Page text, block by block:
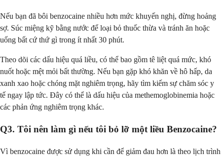
Nếu bạn đã bôi benzocaine nhiều hơn mức khuyến nghị, đừng hoảng
sợ. Súc miệng kỹ bằng nước để loại bỏ thuốc thừa và tránh ăn hoặc
uống bất cứ thứ gì trong ít nhất 30 phút.
Theo dõi các dấu hiệu quá liều, có thể bao gồm tê liệt quá mức, khó
nuốt hoặc mệt mỏi bất thường. Nếu bạn gặp khó khăn về hô hấp, da
xanh xao hoặc chóng mặt nghiêm trọng, hãy tìm kiếm sự chăm sóc y
tế ngay lập tức. Đây có thể là dấu hiệu của methemoglobinemia hoặc
các phản ứng nghiêm trọng khác.
Q3. Tôi nên làm gì nếu tôi bỏ lỡ một liều Benzocaine?
Vì benzocaine được sử dụng khi cần để giảm đau hơn là theo lịch trình